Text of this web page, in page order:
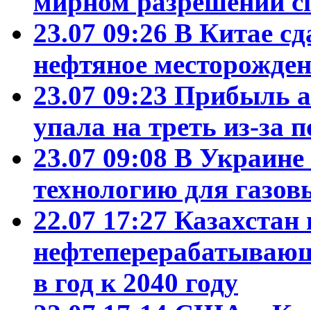
23.07 09:26 В Китае
нефтяное
23.07 09:23 Прибыль
упала на треть из-за
23.07 09:08 В
технологию для
22.07 17:27 Казахстан
в год к 2040 году